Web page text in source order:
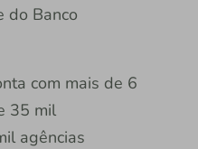
do Banco
com mais de 6
35 mil
agências